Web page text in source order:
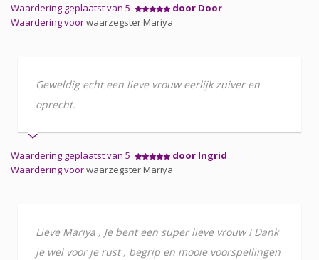
Waardering geplaatst van 5
door Door
Waardering voorwaarzegster Mariya
Geweldig echt een lieve vrouw eerlijk zuiver en
oprecht.
Waardering geplaatst van 5
door Ingrid
Waardering voorwaarzegster Mariya
Lieve Mariya , Je bent een super lieve vrouw ! Dank
je wel voor je rust , begrip en mooie voorspellingen